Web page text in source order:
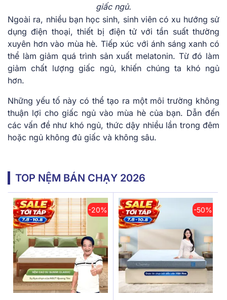
giấc ngủ.
Ngoài ra, nhiều bạn học sinh, sinh viên có xu hướng sử
dụng điện thoại, thiết bị điện tử với tần suất thường
xuyên hơn vào mùa hè. Tiếp xúc với ánh sáng xanh có
thể làm giảm quá trình sản xuất melatonin. Từ đó làm
giảm chất lượng giấc ngủ, khiến chúng ta khó ngủ
hơn.
Những yếu tố này có thể tạo ra một môi trường không
thuận lợi cho giấc ngủ vào mùa hè của bạn. Dẫn đến
các vấn đề như khó ngủ, thức dậy nhiều lần trong đêm
hoặc ngủ không đủ giấc và không sâu.
TOP NỆM BÁN CHẠY 2026
-20% -50%